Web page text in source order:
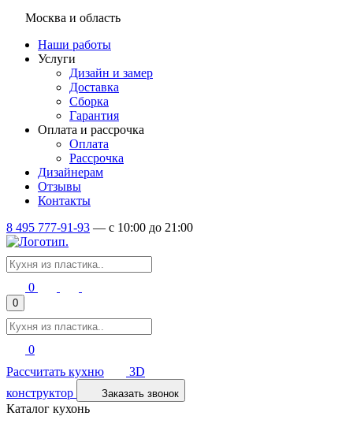
Москва и область
Наши работы
Услуги
Дизайн и замер
Доставка
Сборка
Гарантия
Оплата и рассрочка
Оплата
Рассрочка
Дизайнерам
Отзывы
Контакты
8 495 777-91-93 — c 10:00 до 21:00
0
0
0
Рассчитать кухню
3D
конструктор
Заказать звонок
Каталог кухонь